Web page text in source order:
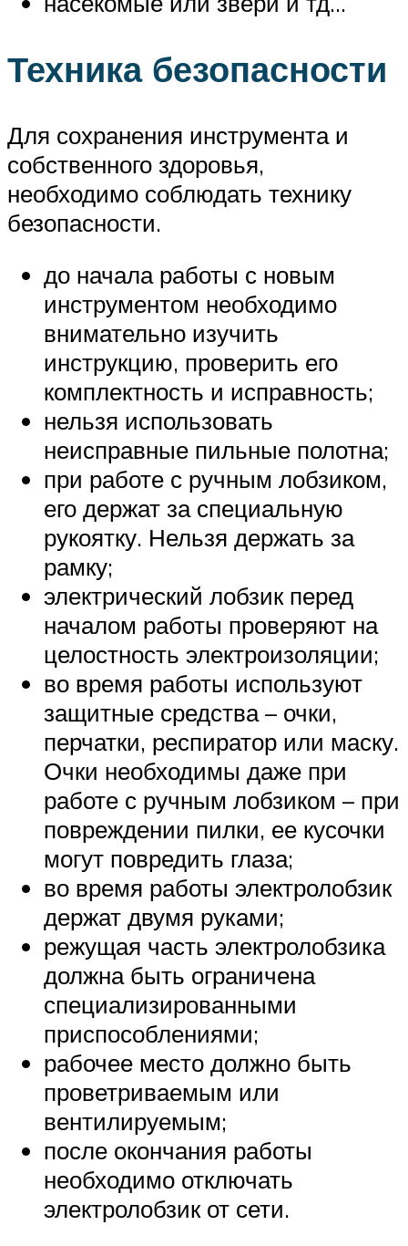
Техника безопасности
Для сохранения инструмента и
собственного здоровья,
необходимо соблюдать технику
безопасности.
до начала работы с новым
инструментом необходимо
внимательно изучить
инструкцию, проверить его
комплектность и исправность;
нельзя использовать
неисправные пильные полотна;
при работе с ручным лобзиком,
его держат за специальную
рукоятку. Нельзя держать за
рамку;
электрический лобзик перед
началом работы проверяют на
целостность электроизоляции;
во время работы используют
защитные средства – очки,
перчатки, респиратор или маску.
Очки необходимы даже при
работе с ручным лобзиком – при
повреждении пилки, ее кусочки
могут повредить глаза;
во время работы электролобзик
держат двумя руками;
режущая часть электролобзика
должна быть ограничена
специализированными
приспособлениями;
рабочее место должно быть
проветриваемым или
вентилируемым;
после окончания работы
необходимо отключать
электролобзик от сети.